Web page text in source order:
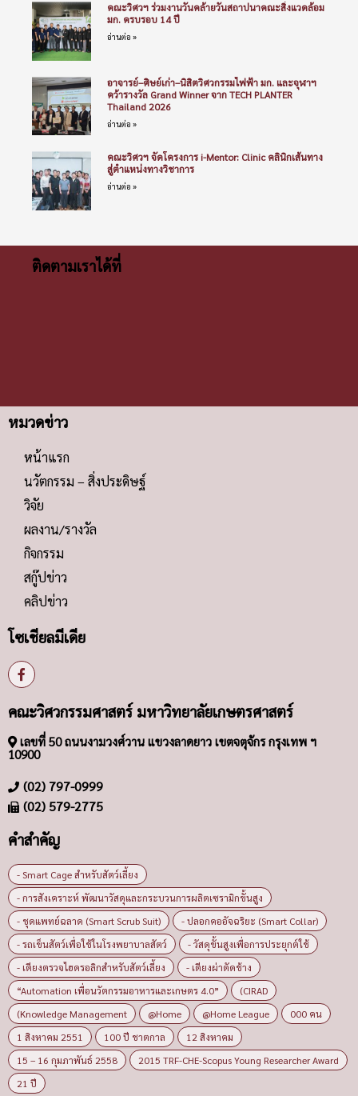
คณะวิศวฯ ร่วมงานวันคล้ายวันสถาปนาคณะสิ่งแวดล้อม
มก. ครบรอบ 14 ปี
อ่านต่อ »
อาจารย์–ศิษย์เก่า–นิสิตวิศวกรรมไฟฟ้า มก. และจุฬาฯ
คว้ารางวัล Grand Winner จาก TECH PLANTER
Thailand 2026
อ่านต่อ »
คณะวิศวฯ จัดโครงการ i-Mentor: Clinic คลินิกเส้นทาง
สู่ตำแหน่งทางวิชาการ
อ่านต่อ »
ติดตามเราได้ที่
หมวดข่าว
หน้าแรก
นวัตกรรม – สิ่งประดิษฐ์
วิจัย
ผลงาน/รางวัล
กิจกรรม
สกู๊ปข่าว
คลิปข่าว
โซเชียลมีเดีย
คณะวิศวกรรมศาสตร์ มหาวิทยาลัยเกษตรศาสตร์
เลขที่ 50 ถนนงามวงศ์วาน แขวงลาดยาว เขตจตุจักร กรุงเทพ ฯ
10900
(02) 797-0999
(02) 579-2775
คำสำคัญ
- Smart Cage สำหรับสัตว์เลี้ยง
- การสังเคราะห์ พัฒนาวัสดุและกระบวนการผลิตเซรามิกขั้นสูง
- ชุดแพทย์ฉลาด (Smart Scrub Suit)
- ปลอกคออัจฉริยะ (Smart Collar)
- รถเข็นสัตว์เพื่อใช้ในโรงพยาบาลสัตว์
- วัสดุขั้นสูงเพื่อการประยุกต์ใช้
- เตียงตรวจไฮดรอลิกสำหรับสัตว์เลี้ยง
- เตียงผ่าตัดช้าง
“Automation เพื่อนวัตกรรมอาหารและเกษตร 4.0”
(CIRAD
(Knowledge Management
@Home @Home League
000 คน
1 สิงหาคม 2551
100 ปี ชาตกาล
12 สิงหาคม
15 – 16 กุมภาพันธ์ 2558
2015 TRF-CHE-Scopus Young Researcher Award
21 ปี